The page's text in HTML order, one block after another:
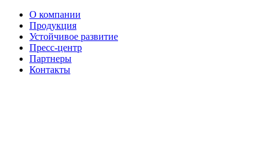
О компании
Продукция
Устойчивое развитие
Пресс-центр
Партнеры
Контакты